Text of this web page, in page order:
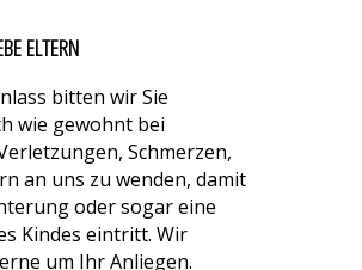
ELTERN
bitten wir Sie
wie gewohnt bei
Schmerzen,
an uns zu wenden, damit
oder sogar eine
Kindes eintritt. Wir
um Ihr Anliegen.